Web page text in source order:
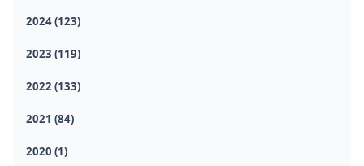
2024 (123)
2023 (119)
2022 (133)
2021 (84)
2020 (1)